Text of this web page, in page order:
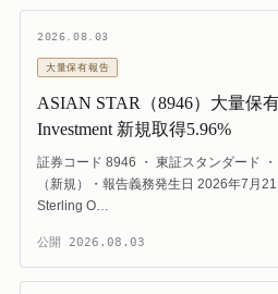
2026.08.03
大量保有報告
ASIAN STAR（8946）大量保
Investment 新規取得5.96%
証券コード 8946 ・ 東証スタンダード
（新規）・報告義務発生日 2026年7月
Sterling O…
公開 2026.08.03